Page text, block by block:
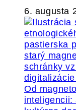
6. augusta
Od
inteligencii: